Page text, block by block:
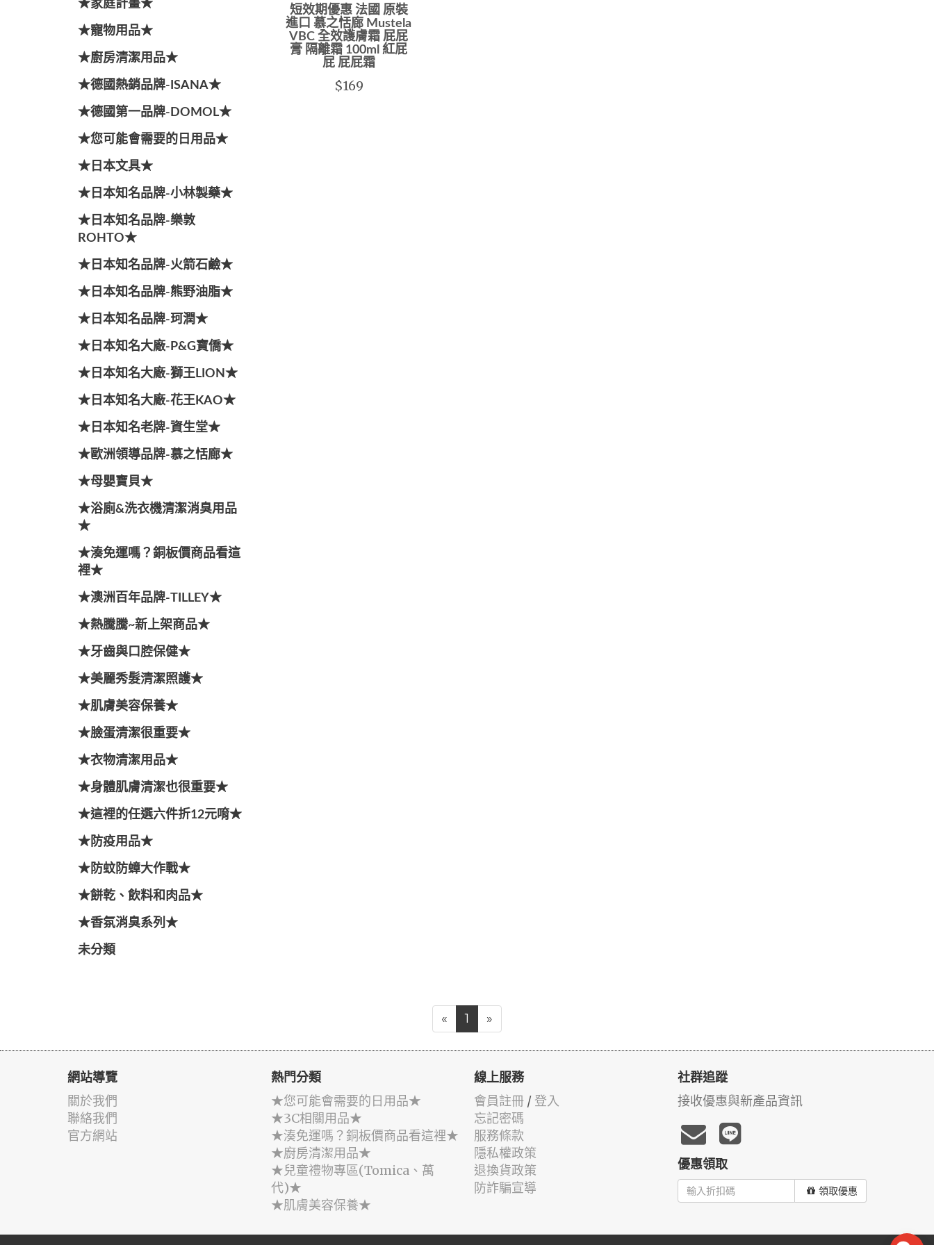
★家庭計畫★
★寵物用品★
★廚房清潔用品★
★德國熱銷品牌-ISANA★
★德國第一品牌-DOMOL★
★您可能會需要的日用品★
★日本文具★
★日本知名品牌-小林製藥★
★日本知名品牌-樂敦
ROHTO★
★日本知名品牌-火箭石鹼★
★日本知名品牌-熊野油脂★
★日本知名品牌-珂潤★
★日本知名大廠-P&G寶僑★
★日本知名大廠-獅王LION★
★日本知名大廠-花王KAO★
★日本知名老牌-資生堂★
★歐洲領導品牌-慕之恬廊★
★母嬰寶貝★
★浴廁&洗衣機清潔消臭用品
★
★湊免運嗎？銅板價商品看這
裡★
★澳洲百年品牌-TILLEY★
★熱騰騰~新上架商品★
★牙齒與口腔保健★
★美麗秀髮清潔照護★
★肌膚美容保養★
★臉蛋清潔很重要★
★衣物清潔用品★
★身體肌膚清潔也很重要★
★這裡的任選六件折12元唷★
★防疫用品★
★防蚊防蟑大作戰★
★餅乾、飲料和肉品★
★香氛消臭系列★
未分類
短效期優惠 法國 原裝
進口 慕之恬廊 Mustela
VBC 全效護膚霜 屁屁
膏 隔離霜 100ml 紅屁
屁 屁屁霜
$169
« 1 »
網站導覽
關於我們
聯絡我們
官方網站
熱門分類
★您可能會需要的日用品★
★3C相關用品★
★湊免運嗎？銅板價商品看這裡★
★廚房清潔用品★
★兒童禮物專區(Tomica、萬
代)★
★肌膚美容保養★
線上服務
會員註冊 / 登入
忘記密碼
服務條款
隱私權政策
退換貨政策
防詐騙宣導
社群追蹤
接收優惠與新產品資訊
優惠領取
領取優惠